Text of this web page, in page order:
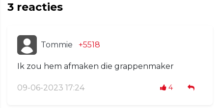
3 reacties
Tommie +5518
Ik zou hem afmaken die grappenmaker
09-06-2023 17:24 4